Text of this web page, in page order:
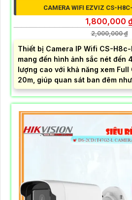
CAMERA WIFI EZVIZ CS-
1,800,000
2,000,000 ₫
Thiết bị Camera IP Wifi CS-
mang đến hình ảnh sắc nét đến
lượng cao với khả năng xem
20m, giúp quan sát ban đêm